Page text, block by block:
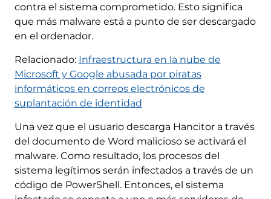
contra el sistema comprometido. Esto significa
que más malware está a punto de ser descargado
en el ordenador.
Relacionado: Infraestructura en la nube de
Microsoft y Google abusada por piratas
informáticos en correos electrónicos de
suplantación de identidad
Una vez que el usuario descarga Hancitor a través
del documento de Word malicioso se activará el
malware. Como resultado, los procesos del
sistema legítimos serán infectados a través de un
código de PowerShell. Entonces, el sistema